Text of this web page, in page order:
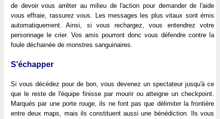
de devoir vous arrêter au milieu de l'action pour demander de l'aide
vous effraie, rassurez vous. Les messages les plus vitaux sont émis
automatiquement. Ainsi, si vous rechargez, vous entendrez votre
personnage le crier. Vos amis pourront donc vous défendre contre la
foule déchainée de monstres sanguinaires.
S'échapper
Si vous décédez pour de bon, vous devenez un spectateur jusqu'à ce
que le reste de l'équipe finisse par mourir ou atteigne un checkpoint.
Marqués par une porte rouge, ils ne font pas que délimiter la frontière
entre deux maps, mais ils constituent aussi une bénédiction. Ils vous